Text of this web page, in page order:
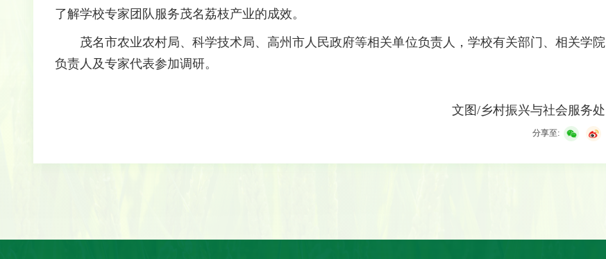
了解学校专家团队服务茂名荔枝产业的成效。
茂名市农业农村局、科学技术局、高州市人民政府等相关单位负责人，学校有关部门、相关学院
负责人及专家代表参加调研。
文图/乡村振兴与社会服务处
分享至: